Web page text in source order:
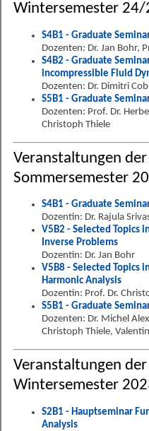
Wintersemester 24/
S4B1 - Graduate
Dozenten: Dr. Jan Bohr,
S4B2 - Graduate
incompressible Fluid
Dozenten: Dr. Dimitri
S5B1 - Graduate
Dozenten: Prof. Dr.
Christoph Thiele
Veranstaltungen
Sommersemester
S4B1 - Graduate
Dozentin: Dr. Rajula
V5B2 - Selected Topics
Inverse Problems
Dozentin: Dr. Jan Bohr
V5B8 - Selected Topics
Harmonic Analysis
Dozentin: Prof. Dr.
S5B1 - Graduate
Dozenten: Dr. Michel
Christoph Thiele,
Veranstaltungen
Wintersemester
S2B1 - Hauptseminar
Analysis